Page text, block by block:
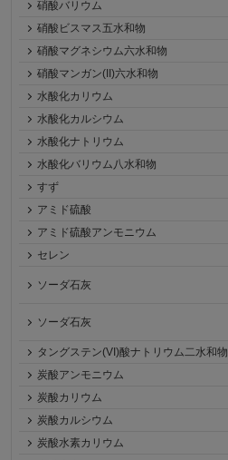
硝酸バリウム
硝酸ビスマス五水和物
硝酸マグネシウム六水和物
硝酸マンガン(II)六水和物
水酸化カリウム
水酸化カルシウム
水酸化ナトリウム
水酸化バリウム八水和物
すず
アミド硫酸
アミド硫酸アンモニウム
セレン
ソーダ石灰
ソーダ石灰
タングステン(VI)酸ナトリウム二水和物
炭酸アンモニウム
炭酸カリウム
炭酸カルシウム
炭酸水素カリウム